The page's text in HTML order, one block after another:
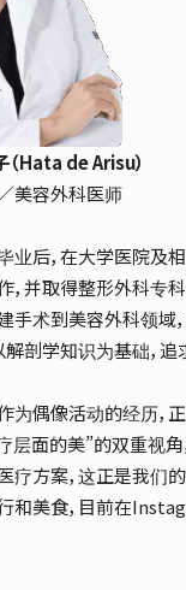
Hata de Arisu）
美容外科医师
业后，在大学医院及
并取得整形外科专科
手术到美容外科领域
解剖学知识为基础，
为偶像活动的经历，
层面的美”的双重视
疗方案，这正是我们的
和美食，目前在